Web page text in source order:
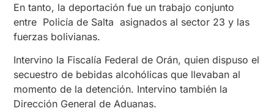
En tanto, la deportación fue un trabajo conjunto
entre Policía de Salta asignados al sector 23 y las
fuerzas bolivianas.
Intervino la Fiscalía Federal de Orán, quien dispuso el
secuestro de bebidas alcohólicas que llevaban al
momento de la detención. Intervino también la
Dirección General de Aduanas.